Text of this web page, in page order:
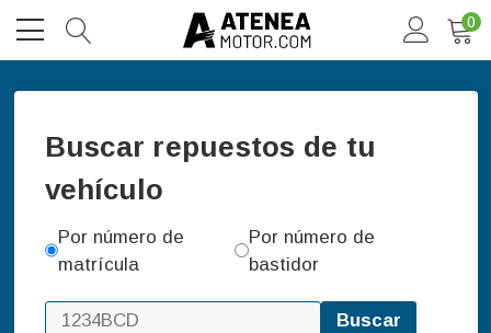
0
Buscar repuestos de tu
vehículo
Por número de
matrícula
Por número de
bastidor
Buscar